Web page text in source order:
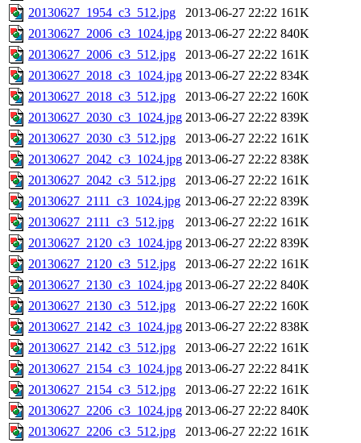
20130627_1954_c3_512.jpg
2013-06-27 22:22 161K
20130627_2006_c3_1024.jpg 2013-06-27 22:22 840K
20130627_2006_c3_512.jpg
2013-06-27 22:22 161K
20130627_2018_c3_1024.jpg 2013-06-27 22:22 834K
20130627_2018_c3_512.jpg
2013-06-27 22:22 160K
20130627_2030_c3_1024.jpg 2013-06-27 22:22 839K
20130627_2030_c3_512.jpg
2013-06-27 22:22 161K
20130627_2042_c3_1024.jpg 2013-06-27 22:22 838K
20130627_2042_c3_512.jpg
2013-06-27 22:22 161K
20130627_2111_c3_1024.jpg 2013-06-27 22:22 839K
20130627_2111_c3_512.jpg
2013-06-27 22:22 161K
20130627_2120_c3_1024.jpg 2013-06-27 22:22 839K
20130627_2120_c3_512.jpg
2013-06-27 22:22 161K
20130627_2130_c3_1024.jpg 2013-06-27 22:22 840K
20130627_2130_c3_512.jpg
2013-06-27 22:22 160K
20130627_2142_c3_1024.jpg 2013-06-27 22:22 838K
20130627_2142_c3_512.jpg
2013-06-27 22:22 161K
20130627_2154_c3_1024.jpg 2013-06-27 22:22 841K
20130627_2154_c3_512.jpg
2013-06-27 22:22 161K
20130627_2206_c3_1024.jpg 2013-06-27 22:22 840K
20130627_2206_c3_512.jpg
2013-06-27 22:22 161K